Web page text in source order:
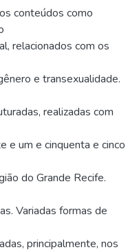
conteúdos como
relacionados com os
e transexualidade.
realizadas com
e um e cinquenta e cinco
do Grande Recife.
Variadas formas de
principalmente, nos